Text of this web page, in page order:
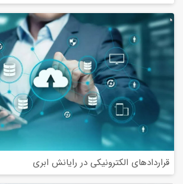
قراردادهای الکترونیکی در رایانش ابری